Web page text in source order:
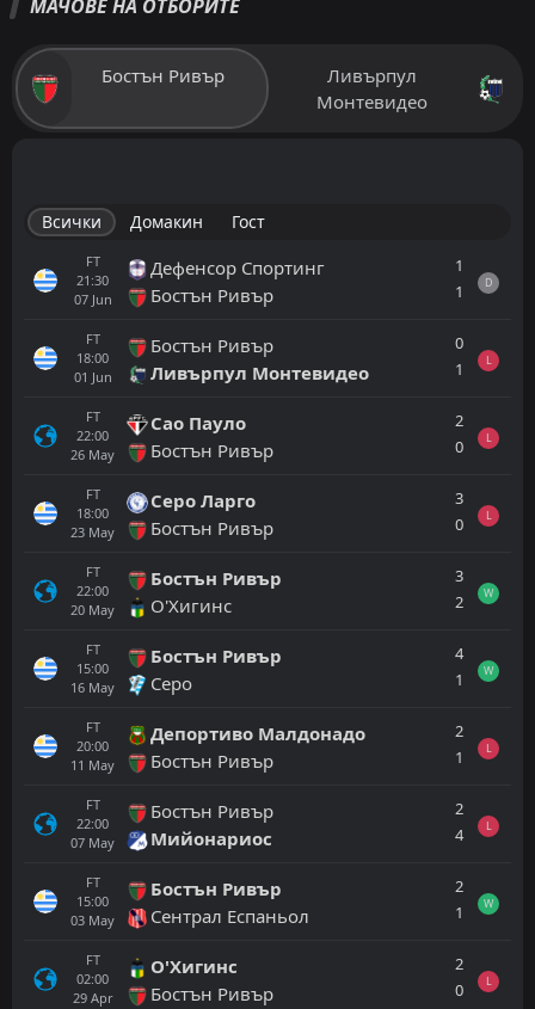
МАЧОВЕ НА ОТБОРИТЕ
Бостън Ривър
Ливърпул
Монтевидео
Всички Домакин Гост
FT
21:30
07 Jun
Дефенсор Спортинг
Бостън Ривър
1
1
D
FT
18:00
01 Jun
Бостън Ривър
Ливърпул Монтевидео
0
1
L
FT
22:00
26 May
Сао Пауло
Бостън Ривър
2
0
L
FT
18:00
23 May
Серо Ларго
Бостън Ривър
3
0
L
FT
22:00
20 May
Бостън Ривър
О'Хигинс
3
2
W
FT
15:00
16 May
Бостън Ривър
Серо
4
1
W
FT
20:00
11 May
Депортиво Малдонадо
Бостън Ривър
2
1
L
FT
22:00
07 May
Бостън Ривър
Мийонариос
2
4
L
FT
15:00
03 May
Бостън Ривър
Сентрал Еспаньол
2
1
W
FT
02:00
29 Apr
О'Хигинс
Бостън Ривър
2
0
L